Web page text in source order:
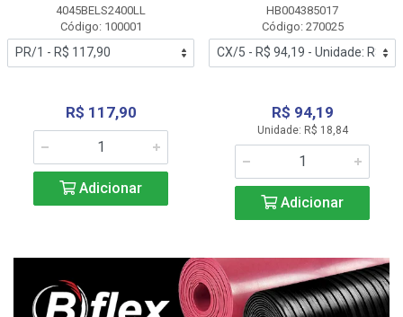
4045BELS2400LL
Código: 100001
R$ 117,90
Adicionar
HB004385017
Código: 270025
R$ 94,19
Unidade: R$ 18,84
Adicionar